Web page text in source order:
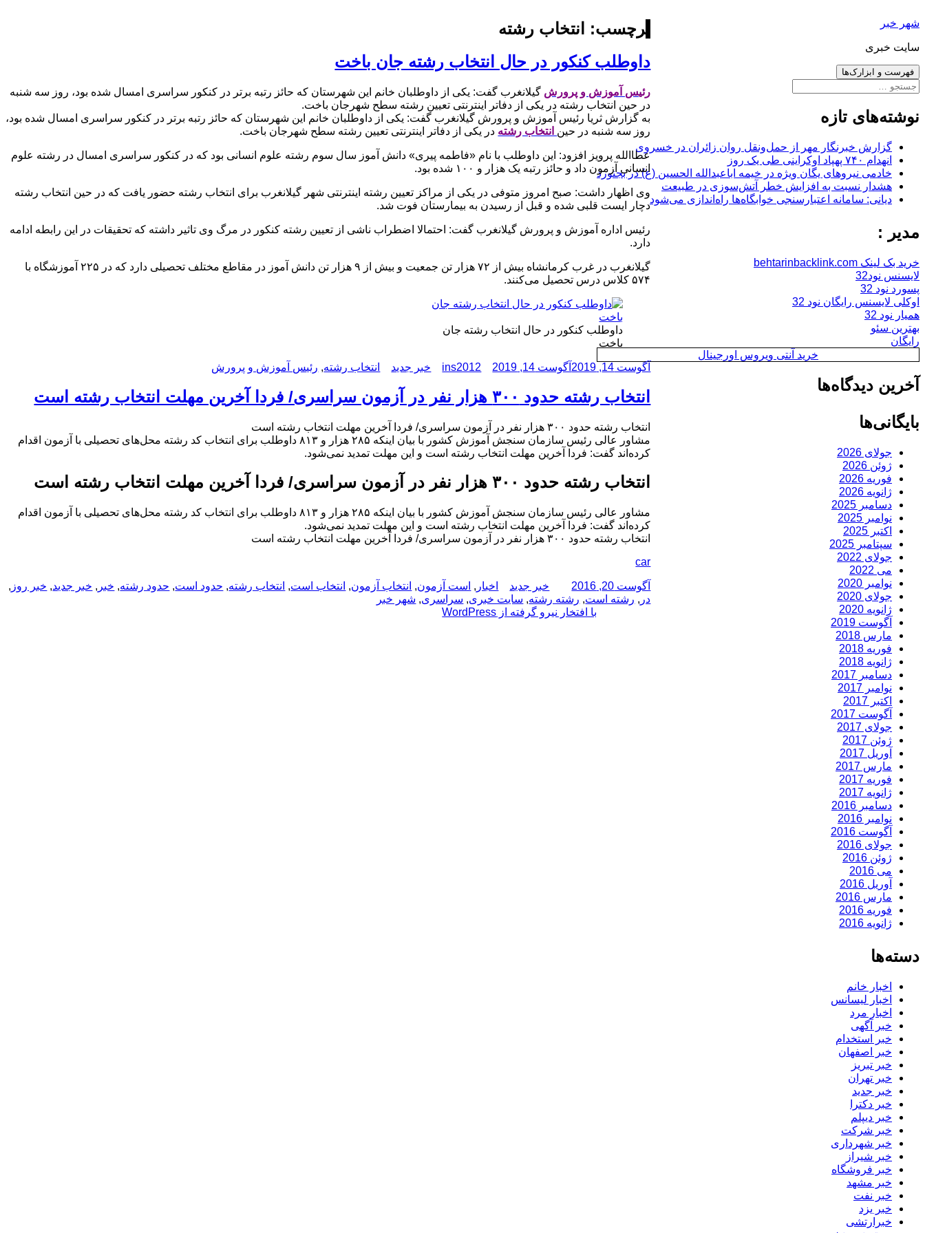
به
شهر خبر
سایت خبری
فهرست و ابزارک‌ها
جستجو
نوشته‌های تازه
گزارش خبرنگار مهر از حمل‌ونقل روان زائران در خسروی
انهدام ۷۴۰ پهپاد اوکراینی طی یک روز
خادمی نیروهای یگان ویژه در خیمه اباعبدالله الحسین (ع) در بجنورد
هشدار نسبت به افزایش خطر آتش‌سوزی در طبیعت
دیانی: سامانه اعتبارسنجی خوابگاه‌ها راه‌اندازی می‌شود
مدیر :
خرید بک لینک behtarinbacklink.com
لایسنس نود32
پسورد نود 32
اوکلی لایسنس رایگان نود 32
همیار نود 32
بهترین سئو
رایگان
خرید آنتی ویروس اورجینال
آخرین دیدگاه‌ها
بایگانی‌ها
جولای 2026
ژوئن 2026
فوریه 2026
ژانویه 2026
دسامبر 2025
نوامبر 2025
اکتبر 2025
سپتامبر 2025
جولای 2022
می 2022
نوامبر 2020
جولای 2020
ژانویه 2020
آگوست 2019
مارس 2018
فوریه 2018
ژانویه 2018
دسامبر 2017
نوامبر 2017
اکتبر 2017
آگوست 2017
جولای 2017
ژوئن 2017
آوریل 2017
مارس 2017
فوریه 2017
ژانویه 2017
دسامبر 2016
نوامبر 2016
آگوست 2016
جولای 2016
ژوئن 2016
می 2016
آوریل 2016
مارس 2016
فوریه 2016
ژانویه 2016
دسته‌ها
اخبار خانم
اخبار لیسانس
اخبار مرد
خبر آگهی
خبر استخدام
خبر اصفهان
خبر تبریز
خبر تهران
خبر جدید
خبر دکترا
خبر دیپلم
خبر شرکت
خبر شهرداری
خبر شیراز
خبر فروشگاه
خبر مشهد
خبر نفت
خبر یزد
خبرارتشی
برچسب:
انتخاب رشته
داوطلب کنکور در حال انتخاب رشته جان باخت
رئیس آموزش و پرورش گیلانغرب گفت: یکی از داوطلبان خانم این شهرستان که حائز رتبه برتر در کنکور سراسری امسال شده بود، روز سه شنبه
در حین انتخاب رشته در یکی از دفاتر اینترنتی تعیین رشته سطح شهرجان باخت.
به گزارش ثریا رئیس آموزش و پرورش گیلانغرب گفت: یکی از داوطلبان خانم این شهرستان که حائز رتبه برتر در کنکور سراسری امسال شده بود،
روز سه شنبه در حین انتخاب رشته در یکی از دفاتر اینترنتی تعیین رشته سطح شهرجان باخت.
عطاالله پرویز افزود: این داوطلب با نام «فاطمه پیری» دانش آموز سال سوم رشته علوم انسانی بود که در کنکور سراسری امسال در رشته علوم
انسانی آزمون داد و حائز رتبه یک هزار و ۱۰۰ شده بود.
وی اظهار داشت: صبح امروز متوفی در یکی از مراکز تعیین رشته اینترنتی شهر گیلانغرب برای انتخاب رشته حضور یافت که در حین انتخاب رشته
دچار ایست قلبی شده و قبل از رسیدن به بیمارستان فوت شد.
رئیس اداره آموزش و پرورش گیلانغرب گفت: احتمالا اضطراب ناشی از تعیین رشته کنکور در مرگ وی تاثیر داشته که تحقیقات در این رابطه ادامه
دارد.
گیلانغرب در غرب کرمانشاه بیش از ۷۲ هزار تن جمعیت و بیش از ۹ هزار تن دانش آموز در مقاطع مختلف تحصیلی دارد که در ۲۲۵ آموزشگاه با
۵۷۴ کلاس درس تحصیل می‌کنند.
داوطلب کنکور در حال انتخاب رشته جان
باخت
ارسال
در
آگوست 14, 2019 آگوست 14, 2019 نویسنده
ins2012 دسته‌ها
خبر جدید برچسب‌ها
انتخاب رشته, رئیس آموزش و پرورش
انتخاب رشته حدود ۳۰۰ هزار نفر در آزمون سراسری/ فردا آخرین مهلت انتخاب رشته است
انتخاب رشته حدود ۳۰۰ هزار نفر در آزمون سراسری/ فردا آخرین مهلت انتخاب رشته است
مشاور عالی رئیس سازمان سنجش آموزش کشور با بیان اینکه ۲۸۵ هزار و ۸۱۳ داوطلب برای انتخاب کد رشته محل‌های تحصیلی با آزمون اقدام
کرده‌اند گفت: فردا آخرین مهلت انتخاب رشته است و این مهلت تمدید نمی‌شود.
انتخاب رشته حدود ۳۰۰ هزار نفر در آزمون سراسری/ فردا آخرین مهلت انتخاب رشته است
مشاور عالی رئیس سازمان سنجش آموزش کشور با بیان اینکه ۲۸۵ هزار و ۸۱۳ داوطلب برای انتخاب کد رشته محل‌های تحصیلی با آزمون اقدام
کرده‌اند گفت: فردا آخرین مهلت انتخاب رشته است و این مهلت تمدید نمی‌شود.
انتخاب رشته حدود ۳۰۰ هزار نفر در آزمون سراسری/ فردا آخرین مهلت انتخاب رشته است
car
ارسال
شده
آگوست 20, 2016 نویسنده
دسته‌ها
خبر جدید برچسب‌ها
اخبار , است آزمون, انتخاب آزمون, انتخاب است, انتخاب رشته, حدود است, حدود رشته, خبر , خبر جدید, خبر روز ,
در , رشته است, رشته رشته, سایت خبری, سراسری, شهر خبر
با افتخار نیرو گرفته از WordPress